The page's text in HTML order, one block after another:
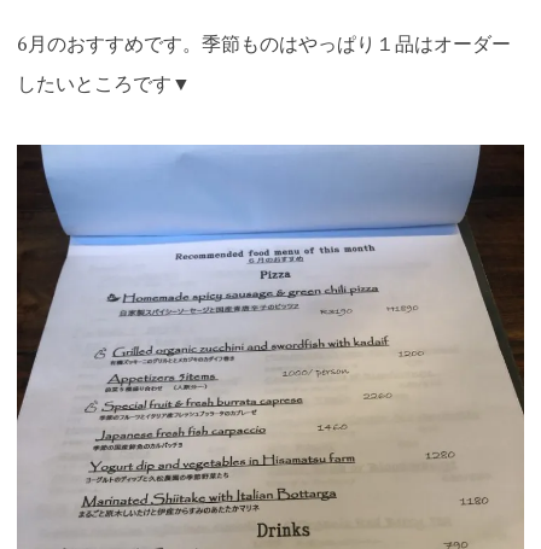
6月のおすすめです。季節ものはやっぱり１品はオーダー
したいところです▼